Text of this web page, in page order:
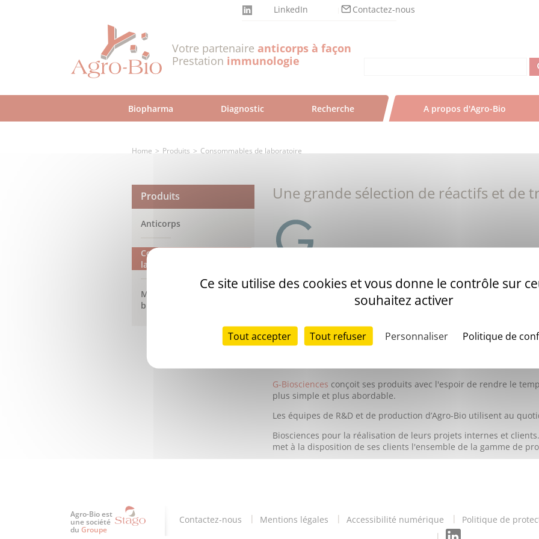
LinkedIn Contactez-nous
Votre partenaire anticorps à façon
Prestation immunologie
Biopharma Diagnostic Recherche A propos d'Agro-Bio
Home Produits Consommables de laboratoire
Produits
Anticorps
Consommables de
laboratoire
Matières premières
biologiques
Une grande sélection de réactifs et de
Image
G-Biosciencesreprésente une gamme de plus d’un millier de
recherche en sciences de la vie.
De la préparation des échantillons et des protéines :
marquage, couplage, concentration
G-Biosciences conçoit ses produits avec l'espoir de rendre le
plus simple et plus abordable.
Les équipes de R&D et de production d’Agro-Bio utilisent au
Biosciences pour la réalisation de leurs projets internes et
met à la disposition de ses clients l'ensemble de la gamme de
Agro-Bio est
une société
du Groupe
Contactez-nous Mentions légales Accessibilité numérique Politique de
Ce site utilise des cookies et vous donne le contrôle sur
souhaitez activer
Tout accepter Tout refuser Personnaliser Politique de